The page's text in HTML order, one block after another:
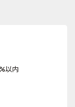
以内